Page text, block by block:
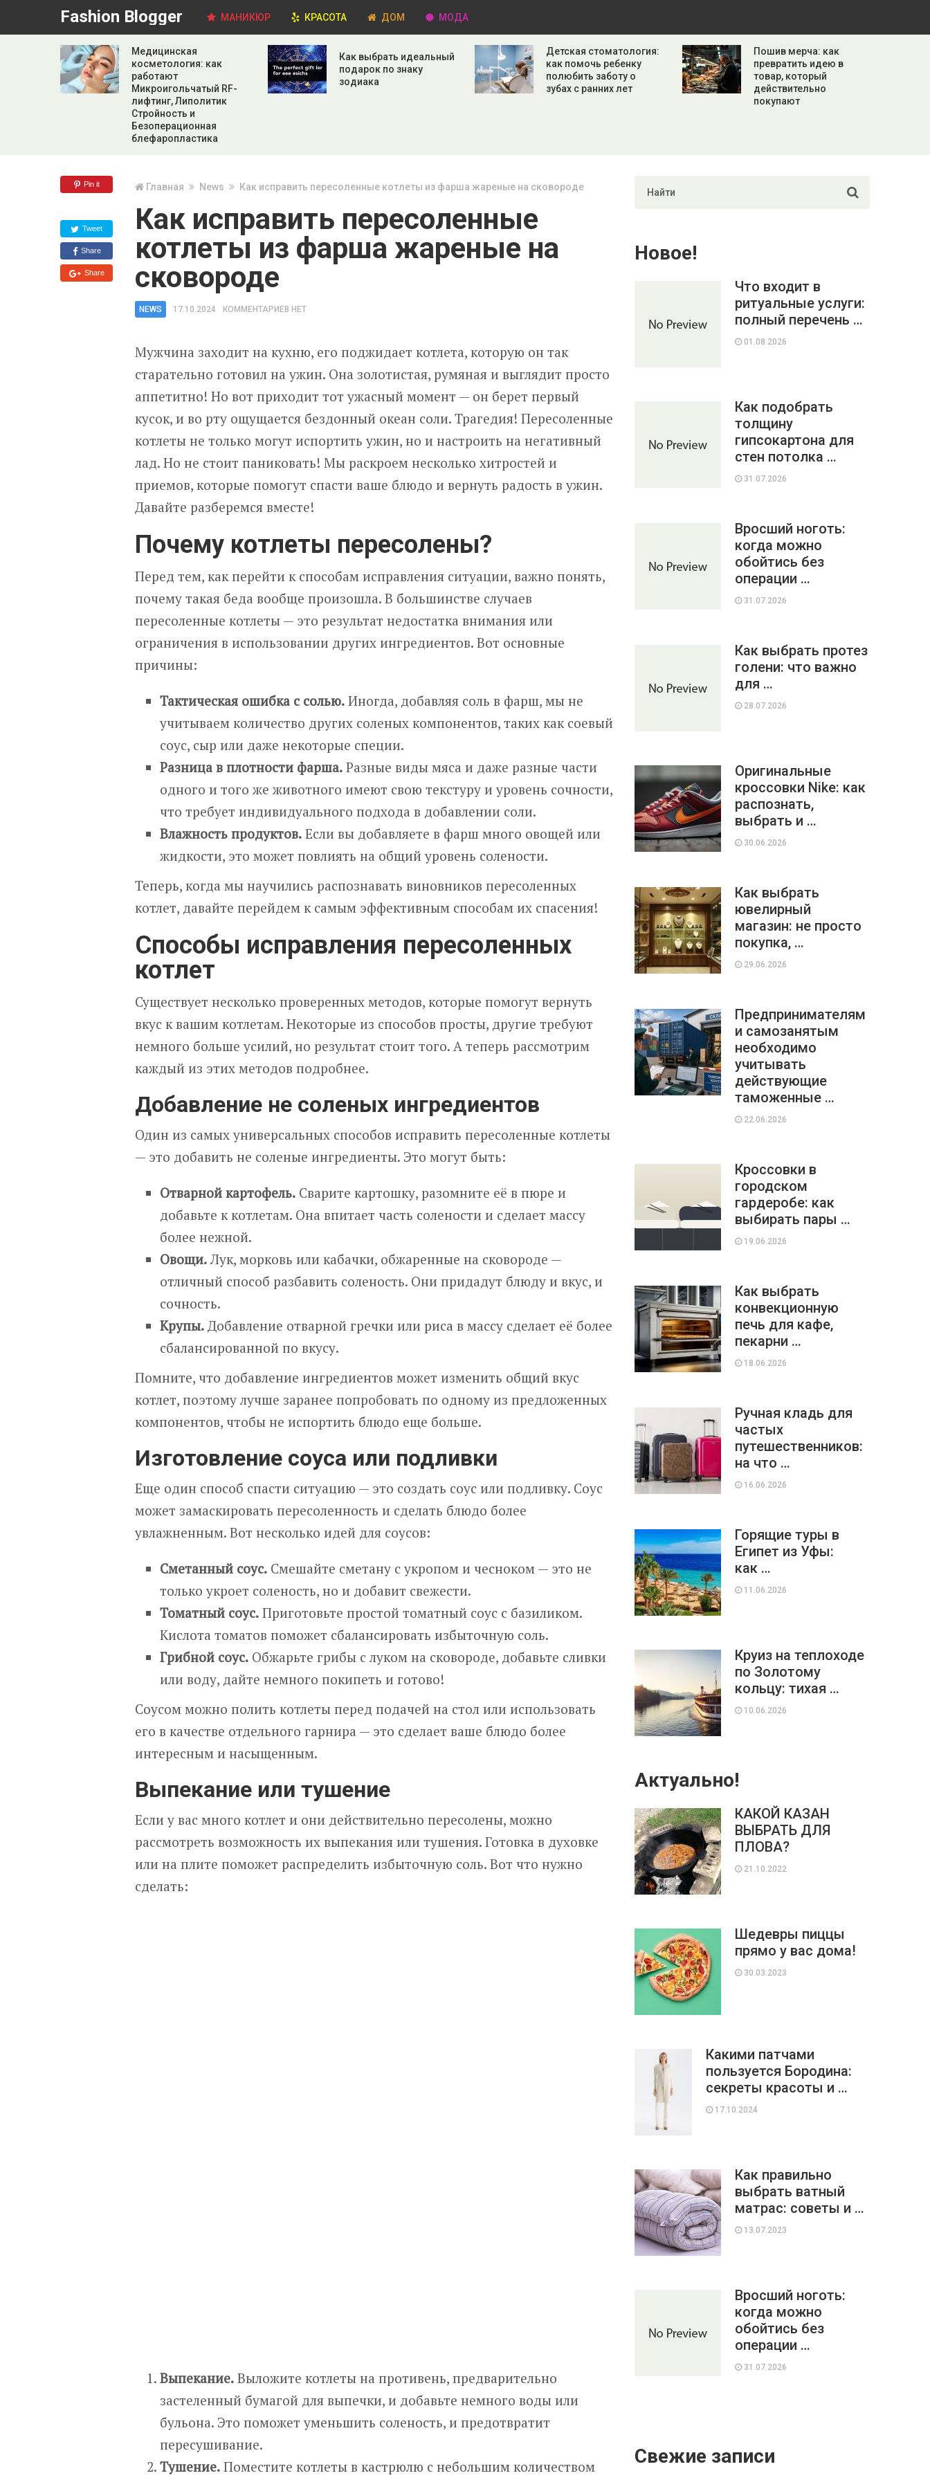
Fashion Blogger МАНИКЮР КРАСОТА ДОМ МОДА
Медицинская
косметология: как
работают
Микроигольчатый RF-
лифтинг, Липолитик
Стройность и
Безоперационная
блефаропластика
Как выбрать идеальный
подарок по знаку
зодиака
Детская стоматология:
как помочь ребенку
полюбить заботу о
зубах с ранних лет
Пошив мерча: как
превратить идею в
товар, который
действительно
покупают
Pin it
Tweet
Share
Share
Главная News Как исправить пересоленные котлеты из фарша жареные на сковороде
Как исправить пересоленные
котлеты из фарша жареные на
сковороде
NEWS 17.10.2024 КОММЕНТАРИЕВ НЕТ
Мужчина заходит на кухню, его поджидает котлета, которую он так
старательно готовил на ужин. Она золотистая, румяная и выглядит просто
аппетитно! Но вот приходит тот ужасный момент — он берет первый
кусок, и во рту ощущается бездонный океан соли. Трагедия! Пересоленные
котлеты не только могут испортить ужин, но и настроить на негативный
лад. Но не стоит паниковать! Мы раскроем несколько хитростей и
приемов, которые помогут спасти ваше блюдо и вернуть радость в ужин.
Давайте разберемся вместе!
Почему котлеты пересолены?
Перед тем, как перейти к способам исправления ситуации, важно понять,
почему такая беда вообще произошла. В большинстве случаев
пересоленные котлеты — это результат недостатка внимания или
ограничения в использовании других ингредиентов. Вот основные
причины:
Тактическая ошибка с солью. Иногда, добавляя соль в фарш, мы не
учитываем количество других соленых компонентов, таких как соевый
соус, сыр или даже некоторые специи.
Разница в плотности фарша. Разные виды мяса и даже разные части
одного и того же животного имеют свою текстуру и уровень сочности,
что требует индивидуального подхода в добавлении соли.
Влажность продуктов. Если вы добавляете в фарш много овощей или
жидкости, это может повлиять на общий уровень солености.
Теперь, когда мы научились распознавать виновников пересоленных
котлет, давайте перейдем к самым эффективным способам их спасения!
Способы исправления пересоленных
котлет
Существует несколько проверенных методов, которые помогут вернуть
вкус к вашим котлетам. Некоторые из способов просты, другие требуют
немного больше усилий, но результат стоит того. А теперь рассмотрим
каждый из этих методов подробнее.
Добавление не соленых ингредиентов
Один из самых универсальных способов исправить пересоленные котлеты
— это добавить не соленые ингредиенты. Это могут быть:
Отварной картофель. Сварите картошку, разомните её в пюре и
добавьте к котлетам. Она впитает часть солености и сделает массу
более нежной.
Овощи. Лук, морковь или кабачки, обжаренные на сковороде —
отличный способ разбавить соленость. Они придадут блюду и вкус, и
сочность.
Крупы. Добавление отварной гречки или риса в массу сделает её более
сбалансированной по вкусу.
Помните, что добавление ингредиентов может изменить общий вкус
котлет, поэтому лучше заранее попробовать по одному из предложенных
компонентов, чтобы не испортить блюдо еще больше.
Изготовление соуса или подливки
Еще один способ спасти ситуацию — это создать соус или подливку. Соус
может замаскировать пересоленность и сделать блюдо более
увлажненным. Вот несколько идей для соусов:
Сметанный соус. Смешайте сметану с укропом и чесноком — это не
только укроет соленость, но и добавит свежести.
Томатный соус. Приготовьте простой томатный соус с базиликом.
Кислота томатов поможет сбалансировать избыточную соль.
Грибной соус. Обжарьте грибы с луком на сковороде, добавьте сливки
или воду, дайте немного покипеть и готово!
Соусом можно полить котлеты перед подачей на стол или использовать
его в качестве отдельного гарнира — это сделает ваше блюдо более
интересным и насыщенным.
Выпекание или тушение
Если у вас много котлет и они действительно пересолены, можно
рассмотреть возможность их выпекания или тушения. Готовка в духовке
или на плите поможет распределить избыточную соль. Вот что нужно
сделать:
Выпекание. Выложите котлеты на противень, предварительно
застеленный бумагой для выпечки, и добавьте немного воды или
бульона. Это поможет уменьшить соленость, и предотвратит
пересушивание.
Тушение. Поместите котлеты в кастрюлю с небольшим количеством
Новое!
Что входит в
ритуальные услуги:
полный перечень …
01.08.2026
Как подобрать
толщину
гипсокартона для
стен потолка …
31.07.2026
Вросший ноготь:
когда можно
обойтись без
операции …
31.07.2026
Как выбрать протез
голени: что важно
для …
28.07.2026
Оригинальные
кроссовки Nike: как
распознать,
выбрать и …
30.06.2026
Как выбрать
ювелирный
магазин: не просто
покупка, …
29.06.2026
Предпринимателям
и самозанятым
необходимо
учитывать
действующие
таможенные …
22.06.2026
Кроссовки в
городском
гардеробе: как
выбирать пары …
19.06.2026
Как выбрать
конвекционную
печь для кафе,
пекарни …
18.06.2026
Ручная кладь для
частых
путешественников:
на что …
16.06.2026
Горящие туры в
Египет из Уфы:
как …
11.06.2026
Круиз на теплоходе
по Золотому
кольцу: тихая …
10.06.2026
Актуально!
КАКОЙ КАЗАН
ВЫБРАТЬ ДЛЯ
ПЛОВА?
21.10.2022
Шедевры пиццы
прямо у вас дома!
30.03.2023
Какими патчами
пользуется Бородина:
секреты красоты и …
17.10.2024
Как правильно
выбрать ватный
матрас: советы и …
13.07.2023
Вросший ноготь:
когда можно
обойтись без
операции …
31.07.2026
Свежие записи